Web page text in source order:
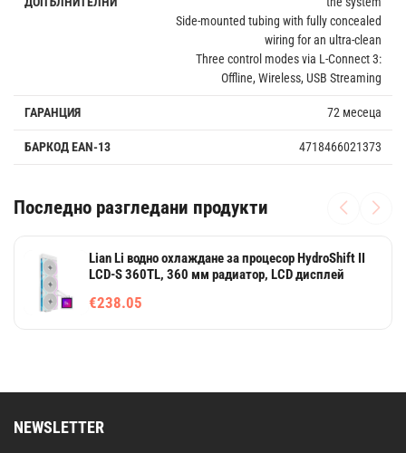
Side-mounted tubing with fully concealed
wiring for an ultra-clean
Three control modes via L-Connect 3:
Offline, Wireless, USB Streaming
ГАРАНЦИЯ 72 месеца
БАРКОД EAN-13 4718466021373
Последно разгледани продукти
Lian Li водно охлаждане за процесор HydroShift II
LCD-S 360TL, 360 мм радиатор, LCD дисплей
€238.05
NEWSLETTER